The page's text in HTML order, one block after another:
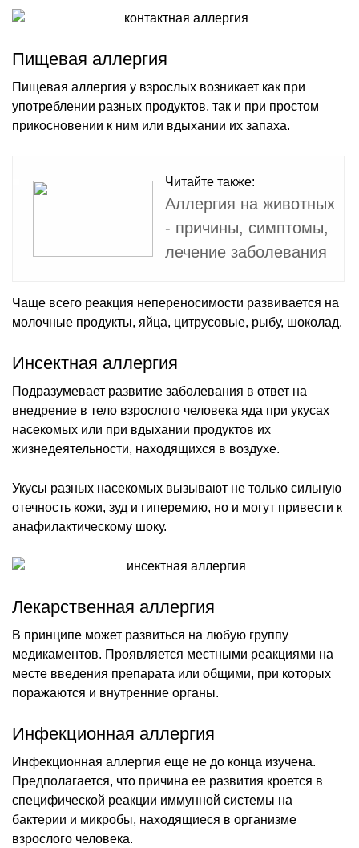
Пищевая аллергия
Пищевая аллергия у взрослых возникает как при
употреблении разных продуктов, так и при простом
прикосновении к ним или вдыхании их запаха.
Читайте также:
Аллергия на животных
- причины, симптомы,
лечение заболевания
Чаще всего реакция непереносимости развивается на
молочные продукты, яйца, цитрусовые, рыбу, шоколад.
Инсектная аллергия
Подразумевает развитие заболевания в ответ на
внедрение в тело взрослого человека яда при укусах
насекомых или при вдыхании продуктов их
жизнедеятельности, находящихся в воздухе.
Укусы разных насекомых вызывают не только сильную
отечность кожи, зуд и гиперемию, но и могут привести к
анафилактическому шоку.
Лекарственная аллергия
В принципе может развиться на любую группу
медикаментов. Проявляется местными реакциями на
месте введения препарата или общими, при которых
поражаются и внутренние органы.
Инфекционная аллергия
Инфекционная аллергия еще не до конца изучена.
Предполагается, что причина ее развития кроется в
специфической реакции иммунной системы на
бактерии и микробы, находящиеся в организме
взрослого человека.